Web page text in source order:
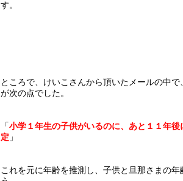
す。
ところで、けいこさんから頂いたメールの中
が次の点でした。
「 小学１年生の子供がいるのに、あと１１年
定 」
これを元に年齢を推測し、子供と旦那さまの